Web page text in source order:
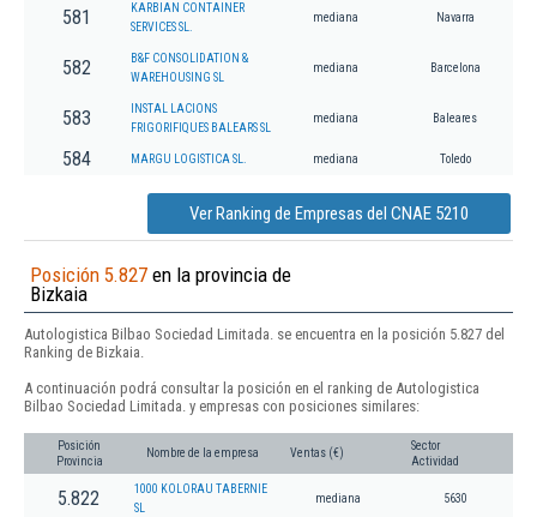
581
KARBIAN CONTAINER
SERVICES SL.
mediana Navarra
582
B&F CONSOLIDATION &
WAREHOUSING SL
mediana Barcelona
583
INSTAL LACIONS
FRIGORIFIQUES BALEARS SL
mediana Baleares
584 MARGU LOGISTICA SL. mediana Toledo
Ver Ranking de Empresas del CNAE 5210
Posición 5.827 en la provincia de
Bizkaia
Autologistica Bilbao Sociedad Limitada. se encuentra en la posición 5.827 del
Ranking de Bizkaia.
A continuación podrá consultar la posición en el ranking de Autologistica
Bilbao Sociedad Limitada. y empresas con posiciones similares:
Posición
Provincia
Nombre de la empresa Ventas (€)
Sector
Actividad
5.822
1000 KOLORAU TABERNIE
SL
mediana 5630